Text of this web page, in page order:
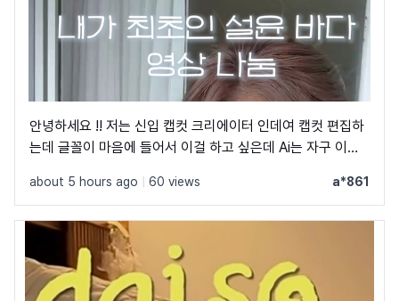
안녕하세요 !! 저는 신입 캡컷 크리에이터 인데여 캡컷 편집하
는데 글꼴이 마음에 들어서 이걸 하고 싶은데 Ai는 자구 이상
이 글꼴 가지고싶어요 ㅠ ㅂ ㅠ
about 5 hours ago 60 views a*861